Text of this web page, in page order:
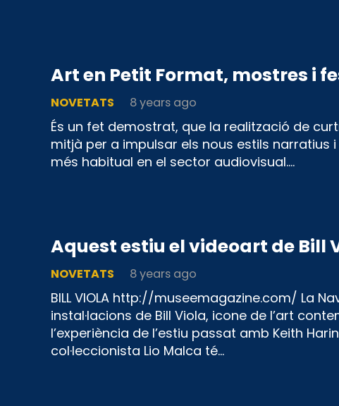
Art en Petit Format, mostres i
NOVETATS 8 years ago
És un fet demostrat, que la realització de
mitjà per a impulsar els nous estils narratius
més habitual en el sector audiovisual.…
Aquest estiu el videoart de Bill
NOVETATS 8 years ago
BILL VIOLA http://museemagazine.com/ La
instal·lacions de Bill Viola, icone de l’art
l’experiència de l’estiu passat amb Keith
col·leccionista Lio Malca té…